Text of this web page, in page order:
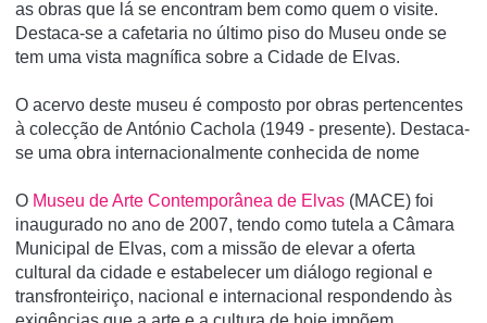
as obras que lá se encontram bem como quem o visite.
Destaca-se a cafetaria no último piso do Museu onde se
tem uma vista magní­fica sobre a Cidade de Elvas.
O acervo deste museu é composto por obras pertencentes
à colecção de António Cachola (1949 - presente). Destaca-
se uma obra internacionalmente conhecida de nome
O Museu de Arte Contemporânea de Elvas (MACE) foi
inaugurado no ano de 2007, tendo como tutela a Câmara
Municipal de Elvas, com a missão de elevar a oferta
cultural da cidade e estabelecer um diálogo regional e
transfronteiriço, nacional e internacional respondendo às